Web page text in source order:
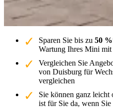
Sparen Sie bis zu 50 %
Wartung Ihres Mini
Vergleichen Sie
von Duisburg für
vergleichen
Sie können ganz leicht
ist für Sie da, wenn